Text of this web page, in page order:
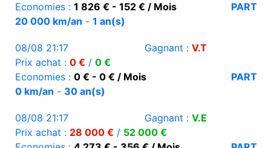
Economies : 1 826 € - 152 € / Mois
PART
20 000 km/an - 1 an(s)
08/08 21:17 Gagnant : V.T
Prix achat : 0 € / 0 €
Economies : 0 € - 0 € / Mois
PART
0 km/an - 30 an(s)
08/08 21:17 Gagnant : V.E
Prix achat : 28 000 € / 52 000 €